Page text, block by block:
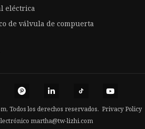
eléctrica
de válvula de compuerta
Todos los derechos reservados. Privacy Policy
martha@tw-lizhi.com